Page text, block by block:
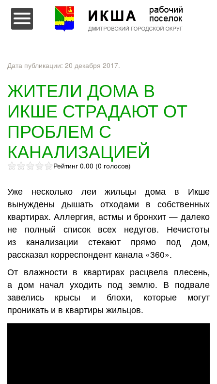
Перейти к содержимому
Дата публикации: 20 декабря 2017.
ЖИТЕЛИ ДОМА В
ИКШЕ СТРАДАЮТ ОТ
ПРОБЛЕМ С
КАНАЛИЗАЦИЕЙ
Рейтинг 0.00 (0 голосов)
Уже несколько леи жильцы дома в Икше
вынуждены дышать отходами в собственных
квартирах. Аллергия, астмы и бронхит — далеко
не полный список всех недугов. Нечистоты
из канализации стекают прямо под дом,
рассказал корреспондент канала «360».
От влажности в квартирах расцвела плесень,
а дом начал уходить под землю. В подвале
завелись крысы и блохи, которые могут
проникать и в квартиры жильцов.